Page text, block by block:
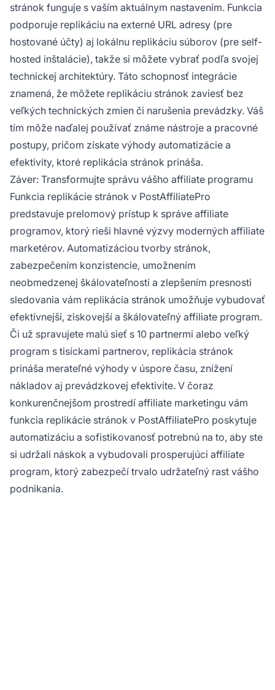
stránok funguje s vaším aktuálnym nastavením. Funkcia
podporuje replikáciu na externé URL adresy (pre
hostované účty) aj lokálnu replikáciu súborov (pre self-
hosted inštalácie), takže si môžete vybrať podľa svojej
technickej architektúry. Táto schopnosť integrácie
znamená, že môžete replikáciu stránok zaviesť bez
veľkých technických zmien či narušenia prevádzky. Váš
tím môže naďalej používať známe nástroje a pracovné
postupy, pričom získate výhody automatizácie a
efektivity, ktoré replikácia stránok prináša.
Záver: Transformujte správu vášho affiliate programu
Funkcia replikácie stránok v PostAffiliatePro
predstavuje prelomový prístup k správe affiliate
programov, ktorý rieši hlavné výzvy moderných affiliate
marketérov. Automatizáciou tvorby stránok,
zabezpečením konzistencie, umožnením
neobmedzenej škálovateľnosti a zlepšením presnosti
sledovania vám replikácia stránok umožňuje vybudovať
efektívnejší, ziskovejší a škálovateľný affiliate program.
Či už spravujete malú sieť s 10 partnermi alebo veľký
program s tisíckami partnerov, replikácia stránok
prináša merateľné výhody v úspore času, znížení
nákladov aj prevádzkovej efektivite. V čoraz
konkurenčnejšom prostredí affiliate marketingu vám
funkcia replikácie stránok v PostAffiliatePro poskytuje
automatizáciu a sofistikovanosť potrebnú na to, aby ste
si udržali náskok a vybudovali prosperujúci affiliate
program, ktorý zabezpečí trvalo udržateľný rast vášho
podnikania.